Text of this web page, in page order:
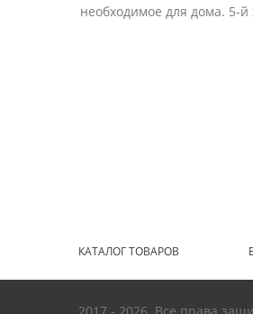
необходимое для дома. 5-
КАТАЛОГ ТОВАРОВ
2017 - 2026. Все права